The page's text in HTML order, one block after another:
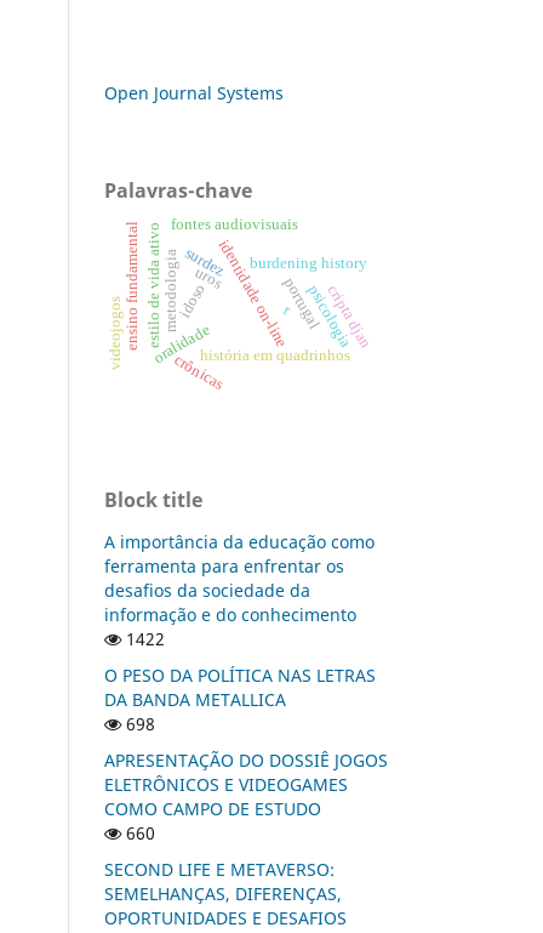
Open Journal Systems
Palavras-chave
idoso identidade on-line
história em quadrinhos
burdening history
metodologia
oralidade
estilo de vida ativo psicologia
ensino fundamental uros
crônicas
surdez
fontes audiovisuais
videojogos r
portugalcripta djan
Block title
A importância da educação como
ferramenta para enfrentar os
desafios da sociedade da
informação e do conhecimento
1422
O PESO DA POLÍTICA NAS LETRAS
DA BANDA METALLICA
698
APRESENTAÇÃO DO DOSSIÊ JOGOS
ELETRÔNICOS E VIDEOGAMES
COMO CAMPO DE ESTUDO
660
SECOND LIFE E METAVERSO:
SEMELHANÇAS, DIFERENÇAS,
OPORTUNIDADES E DESAFIOS